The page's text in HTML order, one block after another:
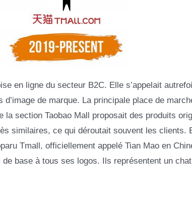
en ligne du secteur B2C. Elle s’appelait
de marque. La principale place de
la section Taobao Mall proposait des produits
similaires, ce qui déroutait souvent les clients.
Tmall, officiellement appelé Tian Mao en
base à tous ses logos. Ils représentent un